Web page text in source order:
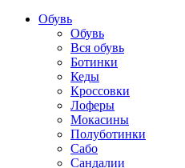
Обувь
Обувь
Вся обувь
Ботинки
Кеды
Кроссовки
Лоферы
Мокасины
Полуботинки
Сабо
Сандалии